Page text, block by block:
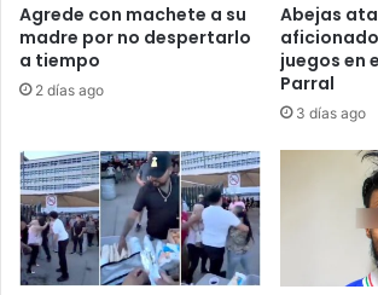
Agrede con machete a su
madre por no despertarlo
a tiempo
2 días ago
Abejas
juegos en
Parral
3 días ago